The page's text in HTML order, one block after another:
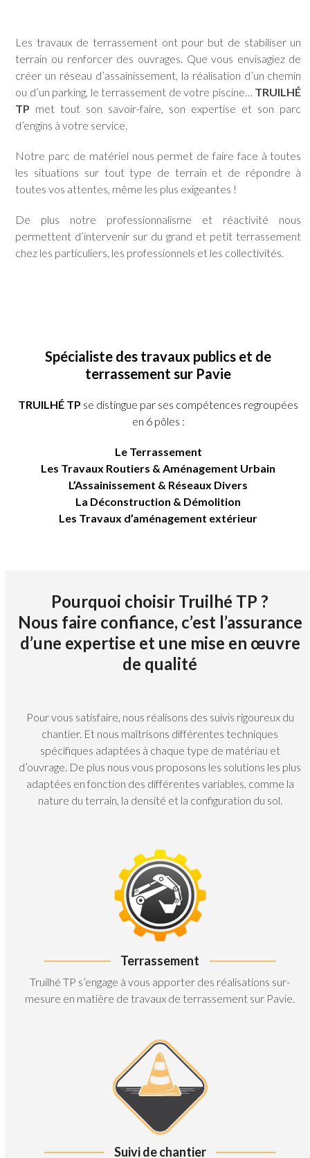
Les travaux de terrassement ont pour but de stabiliser un
terrain ou renforcer des ouvrages. Que vous envisagiez de
créer un réseau d’assainissement, la réalisation d’un chemin
ou d’un parking, le terrassement de votre piscine… TRUILHÉ
TP met tout son savoir-faire, son expertise et son parc
d’engins à votre service.
Notre parc de matériel nous permet de faire face à toutes
les situations sur tout type de terrain et de répondre à
toutes vos attentes, même les plus exigeantes !
De plus notre professionnalisme et réactivité nous
permettent d’intervenir sur du grand et petit terrassement
chez les particuliers, les professionnels et les collectivités.
Spécialiste des travaux publics et de
terrassement sur Pavie
TRUILHÉ TP se distingue par ses compétences regroupées
en 6 pôles :
Le Terrassement
Les Travaux Routiers & Aménagement Urbain
L’Assainissement & Réseaux Divers
La Déconstruction & Démolition
Les Travaux d’aménagement extérieur
Pourquoi choisir Truilhé TP ?
Nous faire confiance, c’est l’assurance
d’une expertise et une mise en œuvre
de qualité
Pour vous satisfaire, nous réalisons des suivis rigoureux du
chantier. Et nous maîtrisons différentes techniques
spécifiques adaptées à chaque type de matériau et
d’ouvrage. De plus nous vous proposons les solutions les plus
adaptées en fonction des différentes variables, comme la
nature du terrain, la densité et la configuration du sol.
Terrassement
Truilhé TP s’engage à vous apporter des réalisations sur-
mesure en matière de travaux de terrassement sur Pavie.
Suivi de chantier